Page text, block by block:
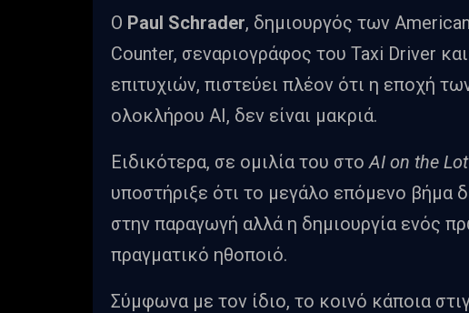
Ο Paul Schrader, δημιουργός των
Counter, σεναριογράφος του Taxi Driver
επιτυχιών, πιστεύει πλέον ότι η εποχή
ολοκλήρου ΑΙ, δεν είναι μακριά.
Ειδικότερα, σε ομιλία του στο AI on the Lot
υποστήριξε ότι το μεγάλο επόμενο βήμα
στην παραγωγή αλλά η δημιουργία ενός
πραγματικό ηθοποιό.
Σύμφωνα με τον ίδιο, το κοινό κάποια